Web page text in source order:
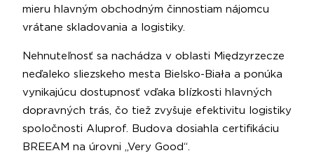
mieru hlavným obchodným činnostiam nájomcu
vrátane skladovania a logistiky.
Nehnuteľnosť sa nachádza v oblasti Międzyrzecze
neďaleko sliezskeho mesta Bielsko-Biała a ponúka
vynikajúcu dostupnosť vďaka blízkosti hlavných
dopravných trás, čo tiež zvyšuje efektivitu logistiky
spoločnosti Aluprof. Budova dosiahla certifikáciu
BREEAM na úrovni „Very Good“.